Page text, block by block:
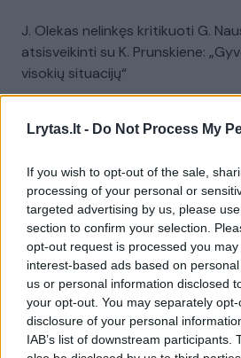
Lrytas.lt - Do Not Process My
If you wish to opt-out of the sale,
processing of your personal or
targeted advertising by us, please
section to confirm your selection.
opt-out request is processed you
interest-based ads based on
us or personal information disclosed
your opt-out. You may separately
disclosure of your personal
IAB’s list of downstream participants.
J. Olekas nelinkęs kritikuoti G.
atsisveikinti su K. Prunskiene:
visokių situacijų“
Žiūrimiausi
Pateikė daugiau detalių apie iš
vaikus: jiems kilusi grėsmė